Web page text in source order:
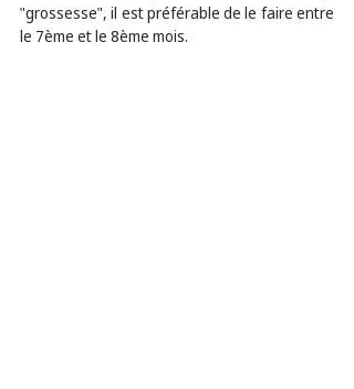
"grossesse", il est préférable de le faire entre
le 7ème et le 8ème mois.